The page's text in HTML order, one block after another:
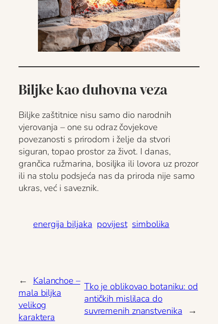
Biljke kao duhovna veza
Biljke zaštitnice nisu samo dio narodnih
vjerovanja – one su odraz čovjekove
povezanosti s prirodom i želje da stvori
siguran, topao prostor za život. I danas,
grančica ružmarina, bosiljka ili lovora uz prozor
ili na stolu podsjeća nas da priroda nije samo
ukras, već i saveznik.
energija biljaka povijest simbolika
← Kalanchoe –
mala biljka
velikog
karaktera
Tko je oblikovao botaniku: od
antičkih mislilaca do
suvremenih znanstvenika →